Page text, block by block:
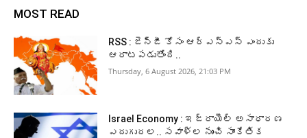
MOST READ
RSS : జెన్‌జీ కోసం ఆర్‌ఎస్‌ఎస్‌ ఎందుకు
ఆరాటపడుతోంది..
Thursday, 6 August 2026, 21:03 PM
Israel Economy : ఇజ్రాయెల్‌ అసాధారణ
ఎదుగుదల.. సవాళ్ల నుంచి సాంకేతిక